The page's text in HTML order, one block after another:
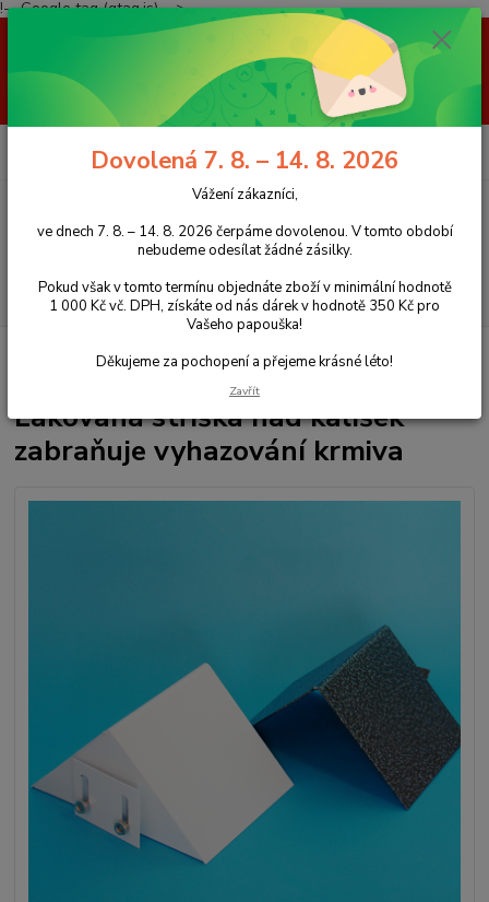
!-- Google tag (gtag.js) -->
Vážení zákazníci, ve dnech 7. 8. – 14. 8. 2026 čerpáme dovolenou. V
tomto období nebudeme odesílat žádné zásilky. Pokud však v tomto
termínu objednáte zboží v minimální hodnotě 1 000 Kč vč. DPH, získáte
od nás dárek v hodnotě 350 Kč pro Vašeho papouška! Děkujeme za
pochopení a přejeme krásné léto!
Menu
CZK
Hledat
(Po-Pá, 8-16 hod.)
Lakovaná stříška nad kalíšek
zabraňuje vyhazování krmiva
Dovolená 7. 8. – 14. 8. 2026
Vážení zákazníci,
ve dnech 7. 8. – 14. 8. 2026 čerpáme dovolenou. V tomto období
nebudeme odesílat žádné zásilky.
Pokud však v tomto termínu objednáte zboží v minimální hodnotě
1 000 Kč vč. DPH, získáte od nás dárek v hodnotě 350 Kč pro
Vašeho papouška!
Děkujeme za pochopení a přejeme krásné léto!
Zavřít